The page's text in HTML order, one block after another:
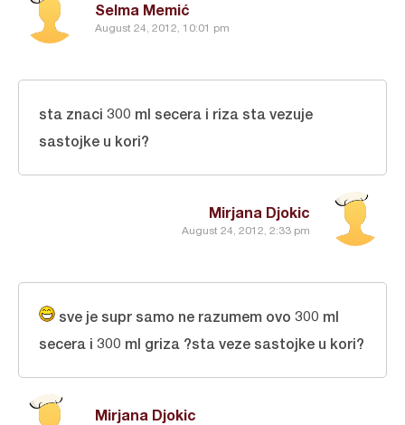
Selma Memić
August 24, 2012, 10:01 pm
Mirjana Djokic
August 24, 2012, 2:33 pm
sta znaci 300 ml secera i riza sta vezuje
sastojke u kori?
Mirjana Djokic
sve je supr samo ne razumem ovo 300 ml
secera i 300 ml griza ?sta veze sastojke u kori?